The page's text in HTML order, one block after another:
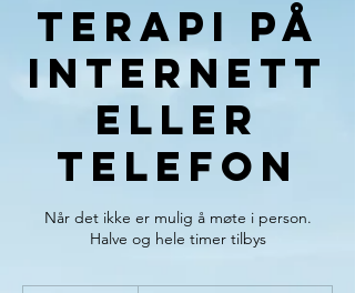
Terapi på
Internett
eller
telefon
Når det ikke er mulig å møte i person.
Halve og hele timer tilbys